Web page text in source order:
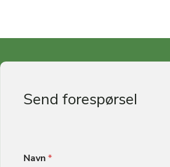
Send forespørsel
Navn *